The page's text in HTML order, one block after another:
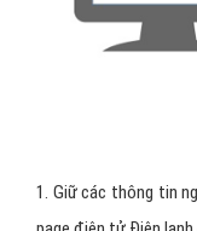
1. Giữ các thông tin